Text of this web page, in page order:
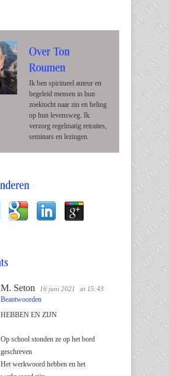
Ik ben spiritueel auteur en
begeleid mensen in hun
zoektocht naar zin en heling
op hun levensweg. Ik
verzorg regelmatig retraites,
seminars en lezingen.
M. Seton 16 juni 2021 at 15:43
Beantwoorden
HEBBEN EN ZIJN
Op school stonden ze op het bord
geschreven
Het werkwoord hebben en het